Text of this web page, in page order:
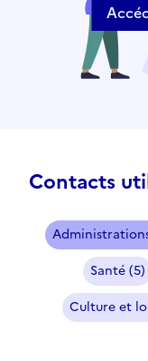
Contacts
Santé (5)
Culture et